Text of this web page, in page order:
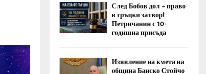
След Бобов дол – право
в гръцки затвор!
Петричанин с 10-
годишна присъда
Изявление на кмета на
община Банско Стойчо